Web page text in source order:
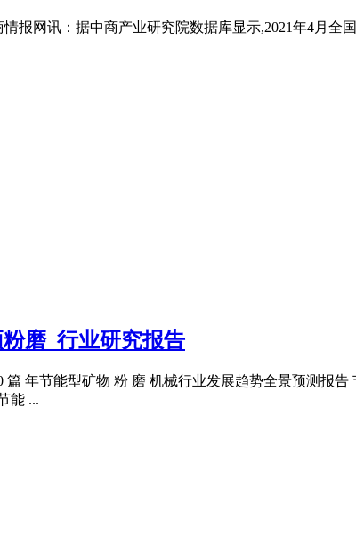
报网讯：据中商产业研究院数据库显示,2021年4月全
磨_行业研究报告
篇 年节能型矿物 粉 磨 机械行业发展趋势全景预测报
能 ...